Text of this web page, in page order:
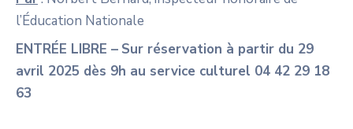
l’Éducation Nationale
ENTRÉE LIBRE – Sur réservation à partir du 29
avril 2025 dès 9h au service culturel 04 42 29 18
63